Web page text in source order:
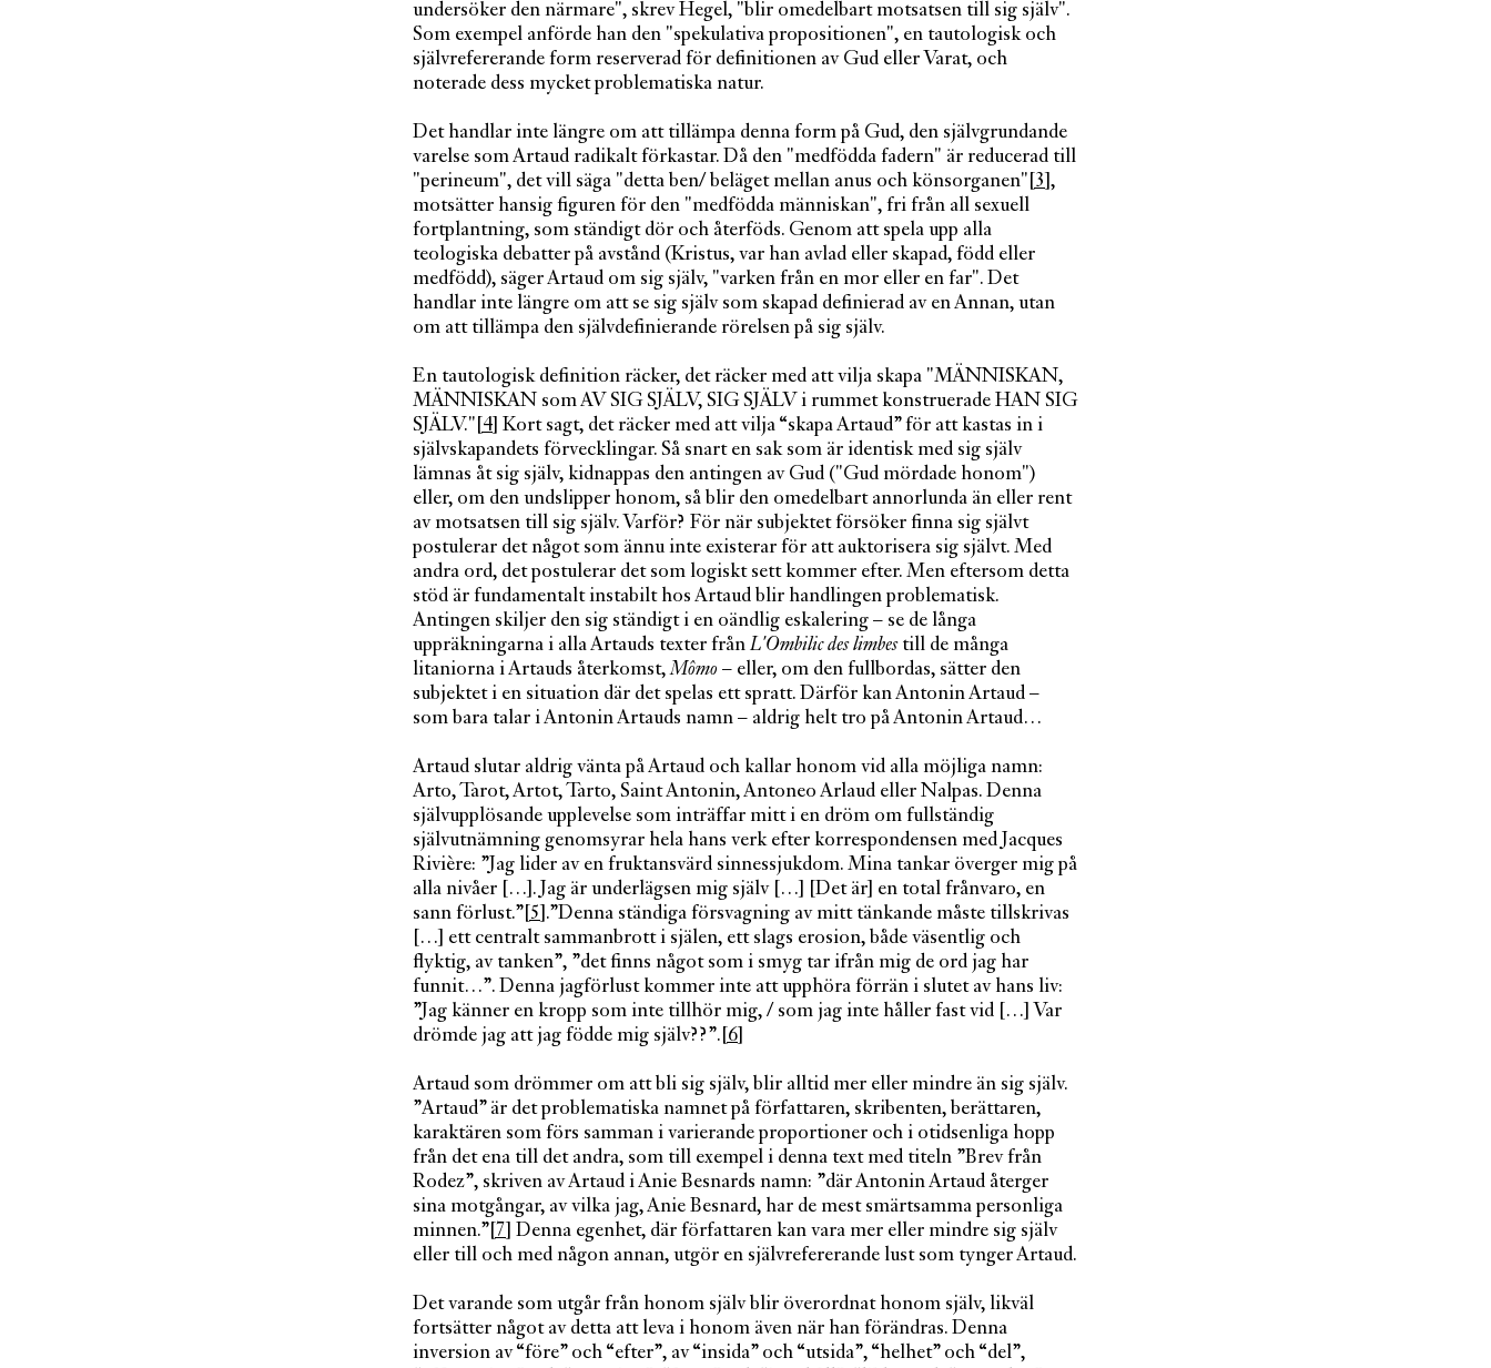
undersöker den närmare", skrev Hegel, "blir omedelbart motsatsen till sig själv".
Som exempel anförde han den "spekulativa propositionen", en tautologisk och
självrefererande form reserverad för definitionen av Gud eller Varat, och
noterade dess mycket problematiska natur.
Det handlar inte längre om att tillämpa denna form på Gud, den självgrundande
varelse som Artaud radikalt förkastar. Då den "medfödda fadern" är reducerad till
"perineum", det vill säga "detta ben/ beläget mellan anus och könsorganen" [3] ,
motsätter hansig figuren för den "medfödda människan", fri från all sexuell
fortplantning, som ständigt dör och återföds. Genom att spela upp alla
teologiska debatter på avstånd (Kristus, var han avlad eller skapad, född eller
medfödd), säger Artaud om sig själv, "varken från en mor eller en far". Det
handlar inte längre om att se sig själv som skapad definierad av en Annan, utan
om att tillämpa den självdefinierande rörelsen på sig själv.
En tautologisk definition räcker, det räcker med att vilja skapa "MÄNNISKAN,
MÄNNISKAN som AV SIG SJÄLV, SIG SJÄLV i rummet konstruerade HAN SIG
SJÄLV." [4] Kort sagt, det räcker med att vilja “skapa Artaud” för att kastas in i
självskapandets förvecklingar. Så snart en sak som är identisk med sig själv
lämnas åt sig själv, kidnappas den antingen av Gud ("Gud mördade honom")
eller, om den undslipper honom, så blir den omedelbart annorlunda än eller rent
av motsatsen till sig själv. Varför? För när subjektet försöker finna sig självt
postulerar det något som ännu inte existerar för att auktorisera sig självt. Med
andra ord, det postulerar det som logiskt sett kommer efter. Men eftersom detta
stöd är fundamentalt instabilt hos Artaud blir handlingen problematisk.
Antingen skiljer den sig ständigt i en oändlig eskalering – se de långa
uppräkningarna i alla Artauds texter från L'Ombilic des limbestill de många
litaniorna i Artauds återkomst,Mômo – eller, om den fullbordas, sätter den
subjektet i en situation där det spelas ett spratt. Därför kan Antonin Artaud –
som bara talar i Antonin Artauds namn – aldrig helt tro på Antonin Artaud…
Artaud slutar aldrig vänta på Artaud och kallar honom vid alla möjliga namn:
Arto, Tarot, Artot, Tarto, Saint Antonin, Antoneo Arlaud eller Nalpas. Denna
självupplösande upplevelse som inträffar mitt i en dröm om fullständig
självutnämning genomsyrar hela hans verk efter korrespondensen med Jacques
Rivière: ”Jag lider av en fruktansvärd sinnessjukdom. Mina tankar överger mig på
alla nivåer […]. Jag är underlägsen mig själv […] [Det är] en total frånvaro, en
sann förlust.” [5] .”Denna ständiga försvagning av mitt tänkande måste tillskrivas
[…] ett centralt sammanbrott i själen, ett slags erosion, både väsentlig och
flyktig, av tanken”, ”det finns något som i smyg tar ifrån mig de ord jag har
funnit…”. Denna jagförlust kommer inte att upphöra förrän i slutet av hans liv:
”Jag känner en kropp som inte tillhör mig, / som jag inte håller fast vid […] Var
drömde jag att jag födde mig själv??”. [6]
Artaud som drömmer om att bli sig själv, blir alltid mer eller mindre än sig själv.
”Artaud” är det problematiska namnet på författaren, skribenten, berättaren,
karaktären som förs samman i varierande proportioner och i otidsenliga hopp
från det ena till det andra, som till exempel i denna text med titeln ”Brev från
Rodez”, skriven av Artaud i Anie Besnards namn: ”där Antonin Artaud återger
sina motgångar, av vilka jag, Anie Besnard, har de mest smärtsamma personliga
minnen.” [7]
Denna egenhet, där författaren kan vara mer eller mindre sig själv
eller till och med någon annan, utgör en självrefererande lust som tynger Artaud.
Det varande som utgår från honom själv blir överordnat honom själv, likväl
fortsätter något av detta att leva i honom även när han förändras. Denna
inversion av “före” och “efter”, av “insida” och “utsida”, “helhet” och “del”,